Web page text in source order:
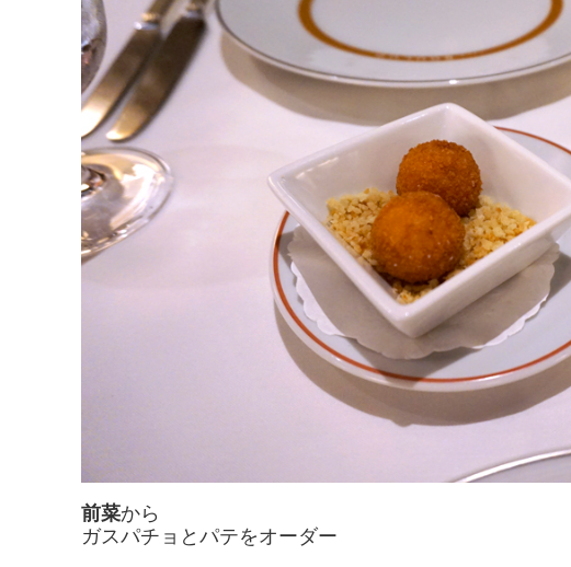
前菜から
ガスパチョとパテをオーダー